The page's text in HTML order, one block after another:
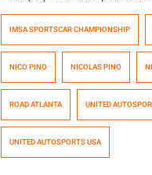
Estados Unidos. Ayer, Ben
Autosports USA en Road
Motul Petit Le Mans, carrera
IMSA SPORTSCAR CHAMPIONSHIP
NICO PINO NICOLAS PINO
ROAD ATLANTA UNITED
UNITED AUTOSPORTS USA